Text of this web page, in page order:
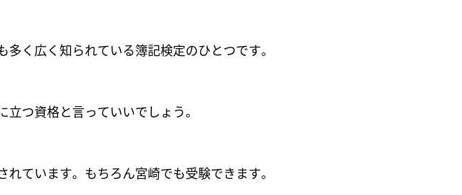
く広く知られている簿記検定のひとつです。
つ資格と言っていいでしょう。
ています。もちろん宮崎でも受験できます。